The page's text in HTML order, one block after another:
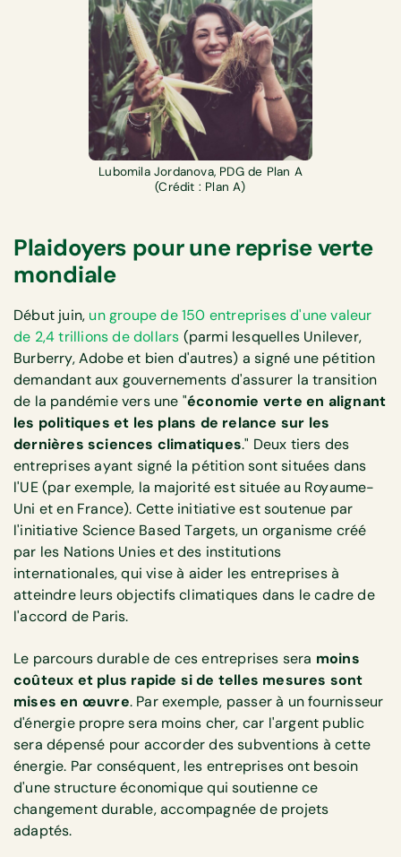
Lubomila Jordanova, PDG de Plan A
(Crédit : Plan A)
Plaidoyers pour une reprise verte
mondiale
Début juin, un groupe de 150 entreprises d'une valeur
de 2,4 trillions de dollars (parmi lesquelles Unilever,
Burberry, Adobe et bien d'autres) a signé une pétition
demandant aux gouvernements d'assurer la transition
de la pandémie vers une "économie verte en alignant
les politiques et les plans de relance sur les
dernières sciences climatiques." Deux tiers des
entreprises ayant signé la pétition sont situées dans
l'UE (par exemple, la majorité est située au Royaume-
Uni et en France). Cette initiative est soutenue par
l'initiative Science Based Targets, un organisme créé
par les Nations Unies et des institutions
internationales, qui vise à aider les entreprises à
atteindre leurs objectifs climatiques dans le cadre de
l'accord de Paris.
Le parcours durable de ces entreprises sera moins
coûteux et plus rapide si de telles mesures sont
mises en œuvre. Par exemple, passer à un fournisseur
d'énergie propre sera moins cher, car l'argent public
sera dépensé pour accorder des subventions à cette
énergie. Par conséquent, les entreprises ont besoin
d'une structure économique qui soutienne ce
changement durable, accompagnée de projets
adaptés.